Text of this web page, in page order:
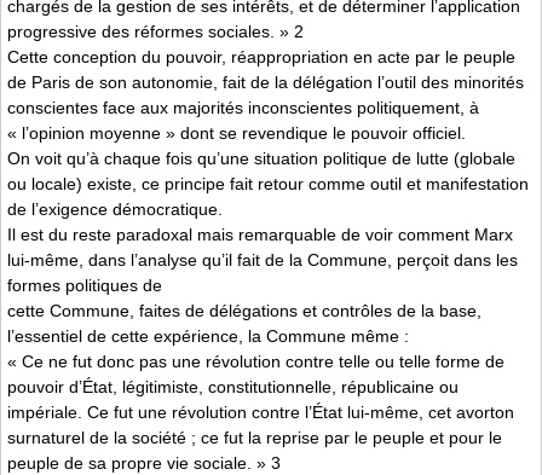
chargés de la gestion de ses intérêts, et de déterminer l’application
progressive des réformes sociales. » 2
Cette conception du pouvoir, réappropriation en acte par le peuple
de Paris de son autonomie, fait de la délégation l’outil des minorités
conscientes face aux majorités inconscientes politiquement, à
« l’opinion moyenne » dont se revendique le pouvoir officiel.
On voit qu’à chaque fois qu’une situation politique de lutte (globale
ou locale) existe, ce principe fait retour comme outil et manifestation
de l’exigence démocratique.
Il est du reste paradoxal mais remarquable de voir comment Marx
lui-même, dans l’analyse qu’il fait de la Commune, perçoit dans les
formes politiques de
cette Commune, faites de délégations et contrôles de la base,
l’essentiel de cette expérience, la Commune même :
« Ce ne fut donc pas une révolution contre telle ou telle forme de
pouvoir d’État, légitimiste, constitutionnelle, républicaine ou
impériale. Ce fut une révolution contre l’État lui-même, cet avorton
surnaturel de la société ; ce fut la reprise par le peuple et pour le
peuple de sa propre vie sociale. » 3